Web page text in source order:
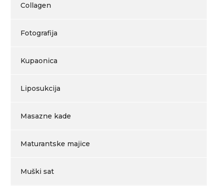
Collagen
Fotografija
Kupaonica
Liposukcija
Masazne kade
Maturantske majice
Muški sat